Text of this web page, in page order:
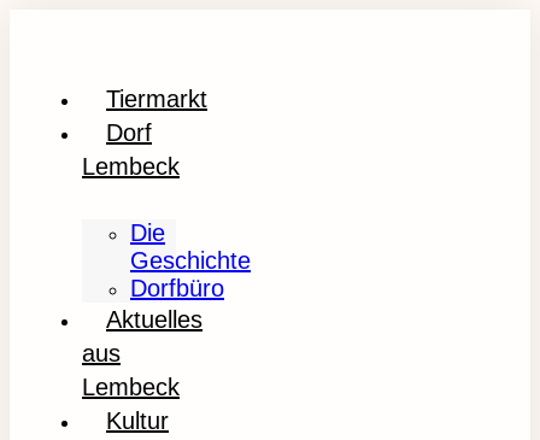
Tiermarkt
Dorf
Lembeck
Die
Geschichte
Dorfbüro
Aktuelles
aus
Lembeck
Kultur